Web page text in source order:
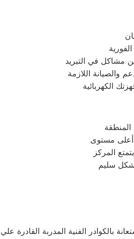
أعلى مستوى
المركز
بالكوادر الفنية المدربة القادرة